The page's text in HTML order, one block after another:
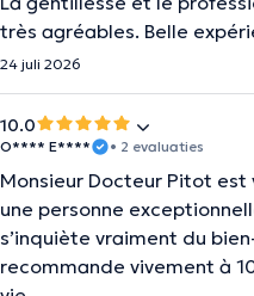
très agréables. Belle
24 juli 2026
10.0
O**** E**** • 2 evaluaties
Monsieur Docteur Pitot
une personne
s’inquiète vraiment du
recommande vivement à